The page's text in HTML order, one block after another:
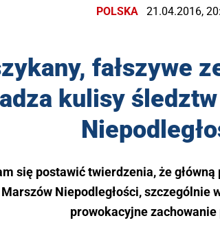
POLSKA 21.04.2016,
fałszywe
kulisy
się postawić twierdzenia, że
Niepodległości, szczególnie
prowokacyjne